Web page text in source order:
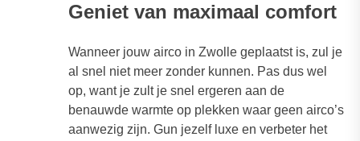
Geniet van maximaal comfort
Wanneer jouw airco in Zwolle geplaatst is, zul je
al snel niet meer zonder kunnen. Pas dus wel
op, want je zult je snel ergeren aan de
benauwde warmte op plekken waar geen airco’s
aanwezig zijn. Gun jezelf luxe en verbeter het